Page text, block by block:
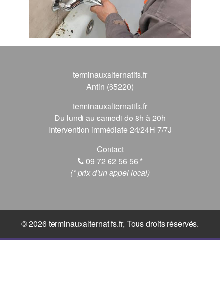
terminauxalternatifs.fr
Antin (65220)
terminauxalternatifs.fr
Du lundi au samedi de 8h à 20h
Intervention immédiate 24/24H 7/7J
Contact
09 72 62 56 56 *
(* prix d'un appel local)
© 2026 terminauxalternatifs.fr, Tous droits réservés.